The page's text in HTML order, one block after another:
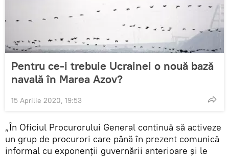
Pentru ce-i trebuie Ucrainei o nouă bază
navală în Marea Azov?
15 Aprilie 2020, 19:53
„În Oficiul Procurorului General continuă să activeze
un grup de procurori care până în prezent comunică
informal cu exponenții guvernării anterioare și le